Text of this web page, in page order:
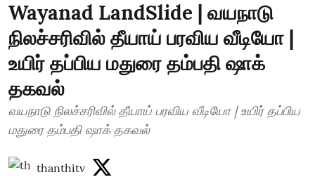
Wayanad LandSlide | வயநாடு
நிலச்சரிவில் தீயாய் பரவிய வீடியோ |
உயிர் தப்பிய மதுரை தம்பதி ஷாக்
தகவல்
வயநாடு நிலச்சரிவில் தீயாய் பரவிய வீடியோ | உயிர் தப்பிய
மதுரை தம்பதி ஷாக் தகவல்
thanthitv